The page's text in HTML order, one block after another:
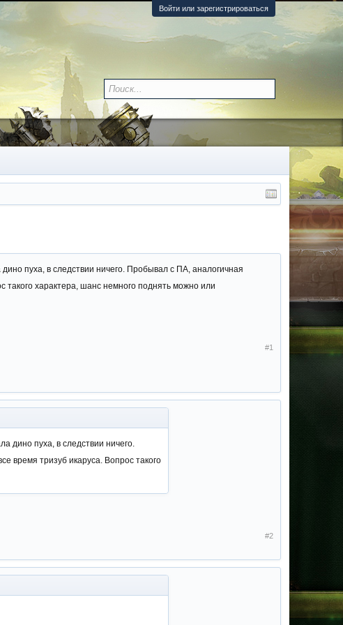
Войти или зарегистрироваться
пуха, в следствии ничего. Пробывал с ПА, аналогичная
такого характера, шанс немного поднять можно или
#1
дино пуха, в следствии ничего.
время тризуб икаруса. Вопрос такого
#2